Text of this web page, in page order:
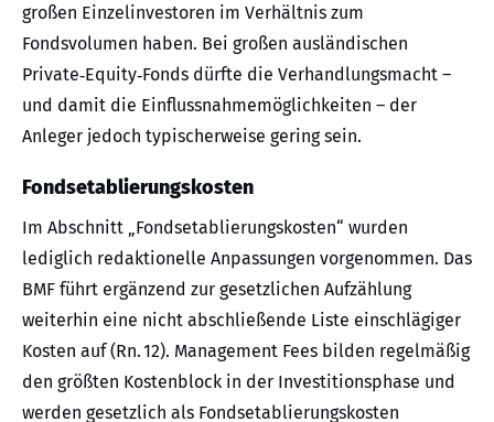
großen Einzelinvestoren im Verhältnis zum
Fondsvolumen haben. Bei großen ausländischen
Private‑Equity‑Fonds dürfte die Verhandlungsmacht –
und damit die Einflussnahmemöglichkeiten – der
Anleger jedoch typischerweise gering sein.
Fondsetablierungskosten
Im Abschnitt „Fondsetablierungskosten“ wurden
lediglich redaktionelle Anpassungen vorgenommen. Das
BMF führt ergänzend zur gesetzlichen Aufzählung
weiterhin eine nicht abschließende Liste einschlägiger
Kosten auf (Rn. 12). Management Fees bilden regelmäßig
den größten Kostenblock in der Investitionsphase und
werden gesetzlich als Fondsetablierungskosten